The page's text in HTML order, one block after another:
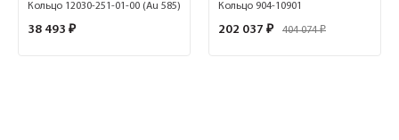
Кольцо 12030-251-01-00 (Au 585)
38 493 ₽
Кольцо 904-10901
202 037 ₽ 404 074 ₽